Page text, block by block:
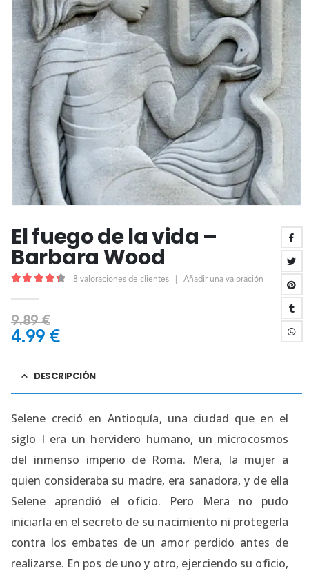
El fuego de la vida –
Barbara Wood
8 valoraciones de clientes Añadir una valoración
9.89€
4.99 €
DESCRIPCIÓN
Selene creció en Antioquía, una ciudad que en el
siglo I era un hervidero humano, un microcosmos
del inmenso imperio de Roma. Mera, la mujer a
quien consideraba su madre, era sanadora, y de ella
Selene aprendió el oficio. Pero Mera no pudo
iniciarla en el secreto de su nacimiento ni protegerla
contra los embates de un amor perdido antes de
realizarse. En pos de uno y otro, ejerciendo su oficio,